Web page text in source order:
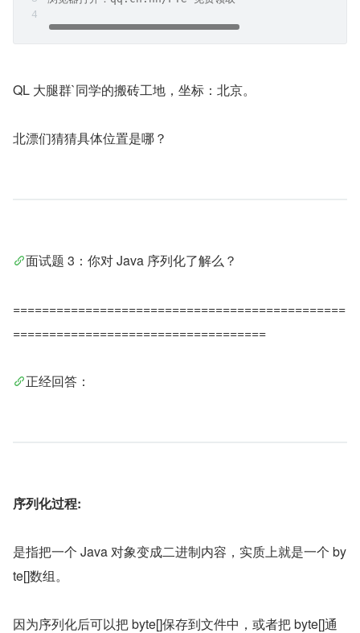
QL 大腿群`同学的搬砖工地，坐标：北京。
北漂们猜猜具体位置是哪？
面试题 3：你对 Java 序列化了解么？
==============================================
===================================
正经回答：
序列化过程:
是指把一个 Java 对象变成二进制内容，实质上就是一个 by
te[]数组。
因为序列化后可以把 byte[]保存到文件中，或者把 byte[]通